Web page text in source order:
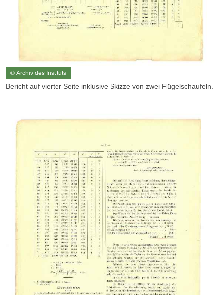
© Archiv des Instituts
Bericht auf vierter Seite inklusive Skizze von zwei Flügelschaufeln.